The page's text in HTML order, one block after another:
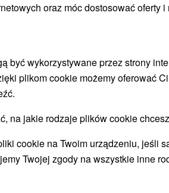
pełnym relaksu i
się, popływaj i
z wyżywieniem HB i
dostępem do basenów
relaksu i świata dziecka.
oraz móc dostosować oferty i
być wykorzystywane przez strony
plikom cookie możemy oferować
na jakie rodzaje plików cookie
cookie na Twoim urządzeniu, jeśli
Twojej zgody na wszystkie inne